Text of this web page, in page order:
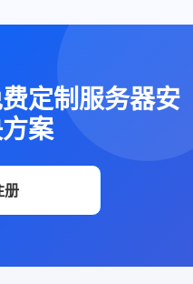
定制服务器安
案
册